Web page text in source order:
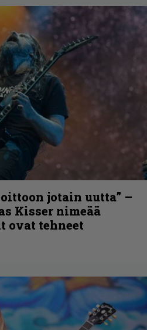
jotain uutta” –
Kisser nimeää
ovat tehneet